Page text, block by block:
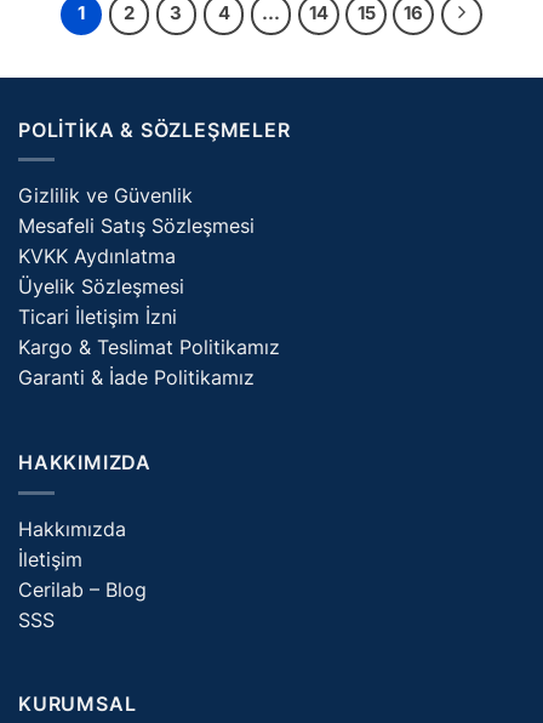
1 2 3 4 … 14 15 16
POLITIKA & SÖZLEŞMELER
Gizlilik ve Güvenlik
Mesafeli Satış Sözleşmesi
KVKK Aydınlatma
Üyelik Sözleşmesi
Ticari İletişim İzni
Kargo & Teslimat Politikamız
Garanti & İade Politikamız
HAKKIMIZDA
Hakkımızda
İletişim
Cerilab – Blog
SSS
KURUMSAL